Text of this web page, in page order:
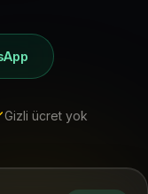
Gizli ücret yok